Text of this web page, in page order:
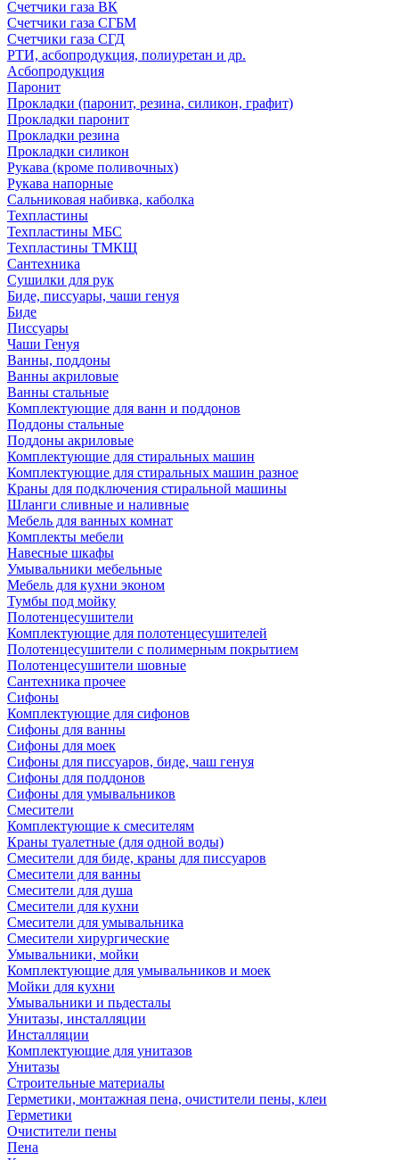
Счетчики газа ВК
Счетчики газа СГБМ
Счетчики газа СГД
РТИ, асбопродукция, полиуретан и др.
Асбопродукция
Паронит
Прокладки (паронит, резина, силикон, графит)
Прокладки паронит
Прокладки резина
Прокладки силикон
Рукава (кроме поливочных)
Рукава напорные
Сальниковая набивка, каболка
Техпластины
Техпластины МБС
Техпластины ТМКЩ
Сантехника
Сушилки для рук
Биде, писсуары, чаши генуя
Биде
Писсуары
Чаши Генуя
Ванны, поддоны
Ванны акриловые
Ванны стальные
Комплектующие для ванн и поддонов
Поддоны стальные
Поддоны акриловые
Комплектующие для стиральных машин
Комплектующие для стиральных машин разное
Краны для подключения стиральной машины
Шланги сливные и наливные
Мебель для ванных комнат
Комплекты мебели
Навесные шкафы
Умывальники мебельные
Мебель для кухни эконом
Тумбы под мойку
Полотенцесушители
Комплектующие для полотенцесушителей
Полотенцесушители с полимерным покрытием
Полотенцесушители шовные
Сантехника прочее
Сифоны
Комплектующие для сифонов
Сифоны для ванны
Сифоны для моек
Сифоны для писсуаров, биде, чаш генуя
Сифоны для поддонов
Сифоны для умывальников
Смесители
Комплектующие к смесителям
Краны туалетные (для одной воды)
Смесители для биде, краны для писсуаров
Смесители для ванны
Смесители для душа
Смесители для кухни
Смесители для умывальника
Смесители хирургические
Умывальники, мойки
Комплектующие для умывальников и моек
Мойки для кухни
Умывальники и пьдесталы
Унитазы, инсталляции
Инсталляции
Комплектующие для унитазов
Унитазы
Строительные материалы
Герметики, монтажная пена, очистители пены, клеи
Герметики
Очистители пены
Пена